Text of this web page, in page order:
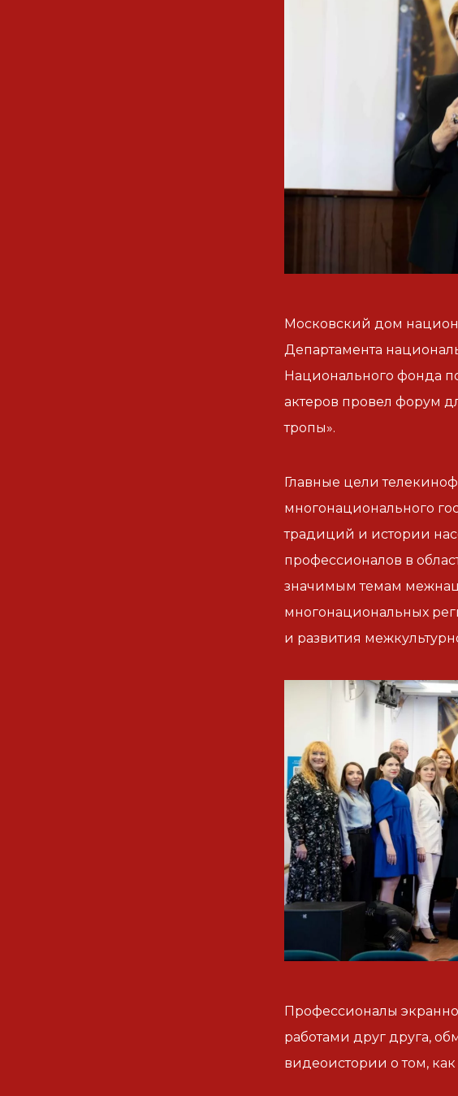
Московский дом
Департамента
Национального фонда
актеров провел форум
тропы».
Главные цели
многонационального
традиций и истории
профессионалов в
значимым темам
многонациональных
и развития
Профессионалы
работами друг друга,
видеоистории о том,